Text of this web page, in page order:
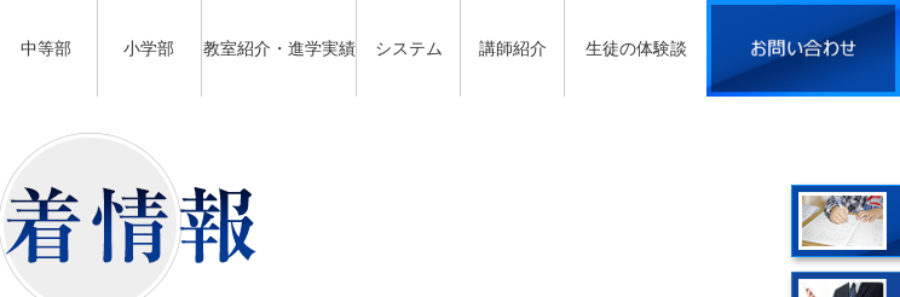
生徒の体験談
講師紹介
システム
教室紹介・進学実績
小学部
中等部